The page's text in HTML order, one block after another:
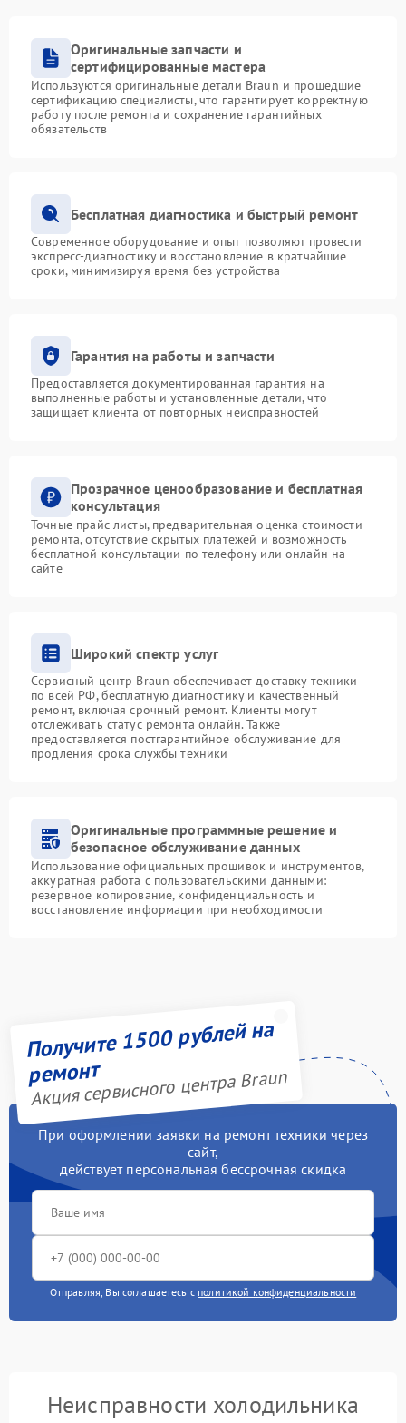
Оригинальные запчасти и
сертифицированные мастера
Используются оригинальные детали Braun и прошедшие
сертификацию специалисты, что гарантирует корректную
работу после ремонта и сохранение гарантийных
обязательств
Бесплатная диагностика и быстрый ремонт
Современное оборудование и опыт позволяют провести
экспресс-диагностику и восстановление в кратчайшие
сроки, минимизируя время без устройства
Гарантия на работы и запчасти
Предоставляется документированная гарантия на
выполненные работы и установленные детали, что
защищает клиента от повторных неисправностей
Прозрачное ценообразование и бесплатная
консультация
Точные прайс-листы, предварительная оценка стоимости
ремонта, отсутствие скрытых платежей и возможность
бесплатной консультации по телефону или онлайн на
сайте
Широкий спектр услуг
Сервисный центр Braun обеспечивает доставку техники
по всей РФ, бесплатную диагностику и качественный
ремонт, включая срочный ремонт. Клиенты могут
отслеживать статус ремонта онлайн. Также
предоставляется постгарантийное обслуживание для
продления срока службы техники
Оригинальные программные решение и
безопасное обслуживание данных
Использование официальных прошивок и инструментов,
аккуратная работа с пользовательскими данными:
резервное копирование, конфиденциальность и
восстановление информации при необходимости
Получите 1500 рублей на
ремонт
Акция сервисного центра Braun
При оформлении заявки на ремонт техники через
сайт,
действует персональная бессрочная скидка
Отправляя, Вы соглашаетесь с политикой конфиденциальности
Неисправности холодильника